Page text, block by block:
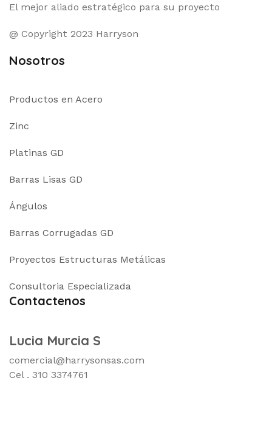
El mejor aliado estratégico para su proyecto
@ Copyright 2023 Harryson
Nosotros
Productos en Acero
Zinc
Platinas GD
Barras Lisas GD
Ángulos
Barras Corrugadas GD
Proyectos Estructuras Metálicas
Consultoria Especializada
Contactenos
Lucia Murcia S
comercial@harrysonsas.com
Cel . 310 3374761